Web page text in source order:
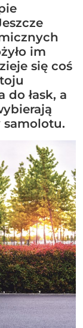
im
się coś
łask, a
samolotu.